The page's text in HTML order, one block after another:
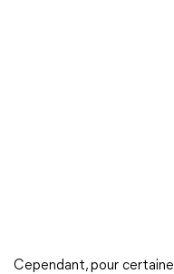
Cependant, pour